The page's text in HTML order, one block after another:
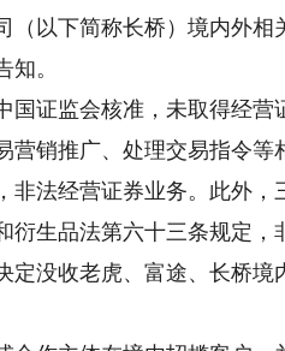
（以下简称长桥）境内外相
。
证监会核准，未取得经营
销推广、处理交易指令等
非法经营证券业务。此外，
生品法第六十三条规定，
没收老虎、富途、长桥境